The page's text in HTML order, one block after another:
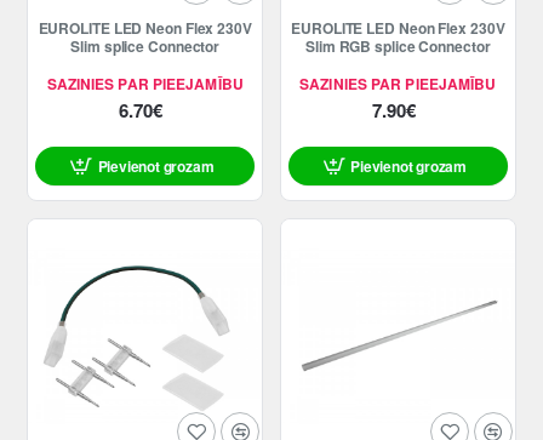
SAZINIES PAR PIEEJAMĪBU
EUROLITE LED Neon Flex 230V
Slim splice Connector
6.70€
Pievienot grozam
SAZINIES PAR PIEEJAMĪBU
EUROLITE LED Neon Flex 230V
Slim RGB splice Connector
7.90€
Pievienot grozam